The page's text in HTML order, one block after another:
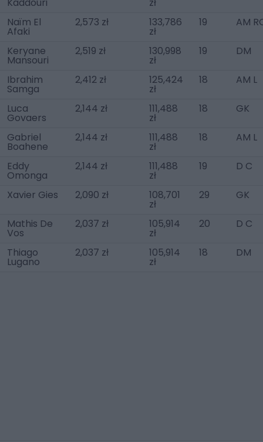
Naïm El
Afaki
2,573 zł 133,786
zł
19 AM
Keryane
Mansouri
2,519 zł 130,998
zł
19 DM
Ibrahim
Samga
2,412 zł 125,424
zł
18 AM L
Luca
Govaers
2,144 zł 111,488
zł
18 GK
Gabriel
Boahene
2,144 zł 111,488
zł
18 AM L
Eddy
Omonga
2,144 zł 111,488
zł
19 D C
Xavier Gies 2,090 zł 108,701
zł
29 GK
Mathis De
Vos
2,037 zł 105,914
zł
20 D C
Thiago
Lugano
2,037 zł 105,914
zł
18 DM